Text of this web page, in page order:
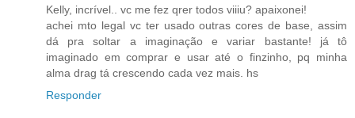
Kelly, incrível.. vc me fez qrer todos viiiu? apaixonei!
achei mto legal vc ter usado outras cores de base, assim
dá pra soltar a imaginação e variar bastante! já tô
imaginado em comprar e usar até o finzinho, pq minha
alma drag tá crescendo cada vez mais. hs
Responder